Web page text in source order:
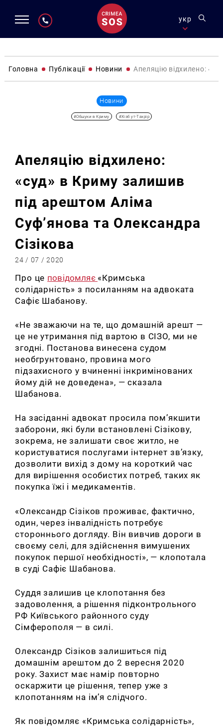
укр
Головна Публікації Новини Апеляцію відхилено:
Новини
#Обшуки в Криму #Хізб ут-Тахрір
Апеляцію відхилено:
«суд» в Криму залишив
під арештом Аліма
Суф’янова та Олександра
Сізікова
24 / 07 / 2020
Про це повідомляє «Кримська
солідарність» з посиланням на адвоката
Сафіє Шабанову.
«Не зважаючи на те, що домашній арешт —
це не утримання під вартою в СІЗО, ми не
згодні. Постанова винесена судом
необгрунтовано, провина мого
підзахисного у вчиненні інкримінованих
йому дій не доведена», — сказала
Шабанова.
На засіданні адвокат просила пом’якшити
заборони, які були встановлені Сізікову,
зокрема, не залишати своє житло, не
користуватися послугами інтернет зв’язку,
дозволити вихід з дому на короткий час
для вирішення особистих потреб, таких як
покупка їжі і медикаментів.
«Олександр Сізіков проживає, фактично,
один, через інвалідність потребує
стороннього догляду. Він вивчив дороги в
своєму селі, для здійснення вимушених
покупок першої необхідності», — клопотала
в суді Сафіє Шабанова.
Суддя залишив це клопотання без
задоволення, а рішення підконтрольного
РФ Київського районного суду
Сімферополя — в силі.
Олександр Сізіков залишиться під
домашнім арештом до 2 вересня 2020
року. Захист має намір повторно
оскаржити це рішення, тепер уже з
клопотанням на ім’я слідчого.
Як повідомляє «Кримська солідарність»,